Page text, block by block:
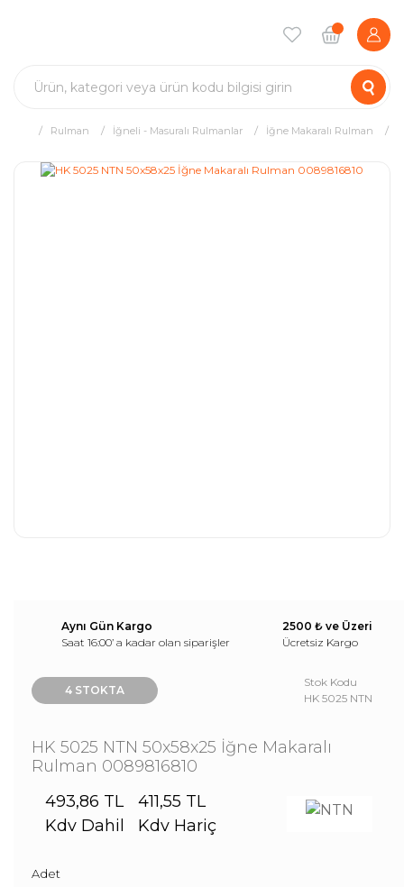
Rulman İğneli - Masuralı Rulmanlar İğne Makaralı Rulman
Aynı Gün Kargo
Saat 16:00’ a kadar olan siparişler
2500 ₺ ve Üzeri
Ücretsiz Kargo
4 STOKTA
Stok Kodu
HK 5025 NTN
HK 5025 NTN 50x58x25 İğne Makaralı
Rulman 0089816810
493,86 TL
Kdv Dahil
411,55 TL
Kdv Hariç
Adet